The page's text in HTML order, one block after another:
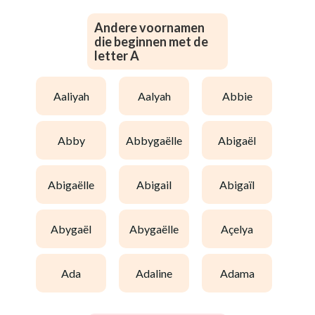
Andere voornamen
die beginnen met de
letter A
aaliyah aalyah abbie
abby abbygaëlle abigaël
abigaëlle abigail abigaïl
abygaël abygaëlle açelya
ada adaline adama